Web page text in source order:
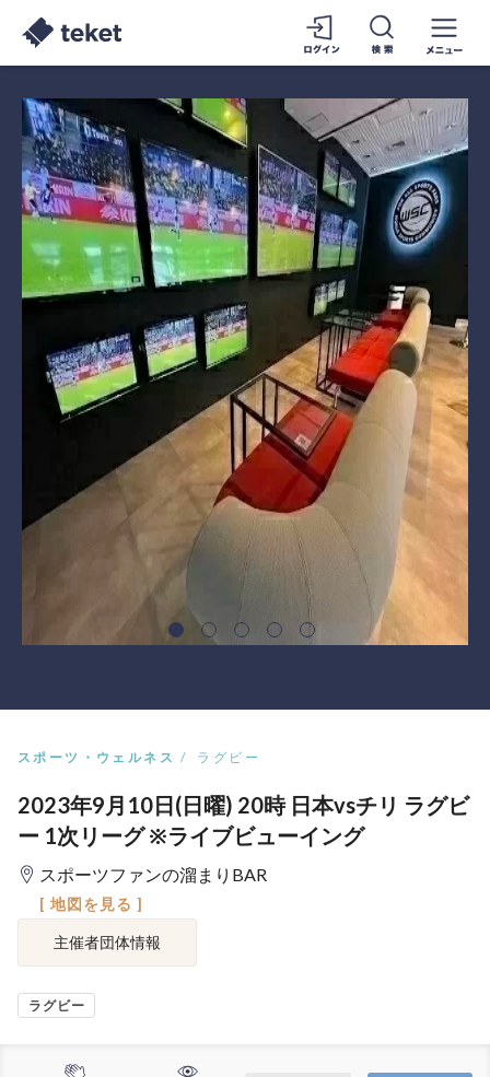
スポーツ・ウェルネス ラグビー
2023年9月10日(日曜) 20時 日本vsチリ ラグビ
ー 1次リーグ ※ライブビューイング
スポーツファンの溜まりBAR
[ 地図を見る ]
主催者団体情報
ラグビー